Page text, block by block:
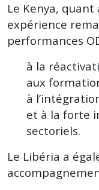
Le Kenya,
expérience
performances
à la
aux
à
et à la forte
sectoriels.
Le Libéria a